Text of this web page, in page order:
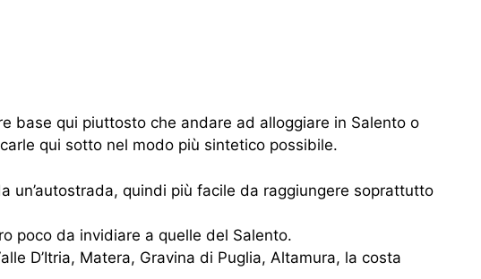
base qui piuttosto che andare ad alloggiare in Salento o
qui sotto nel modo più sintetico possibile.
un’autostrada, quindi più facile da raggiungere soprattutto
poco da invidiare a quelle del Salento.
D’Itria, Matera, Gravina di Puglia, Altamura, la costa